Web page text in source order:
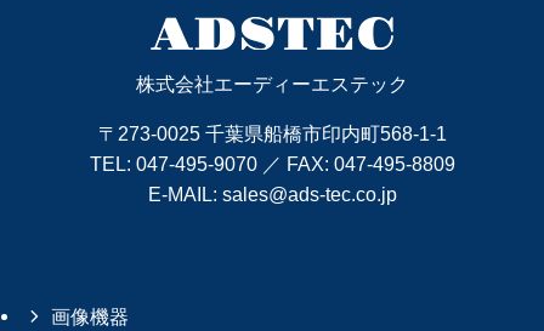
株式会社エーディーエステック
〒273-0025 千葉県船橋市印内町568-1-1
TEL: 047-495-9070／ FAX: 047-495-8809
E-MAIL: sales@ads-tec.co.jp
画像機器